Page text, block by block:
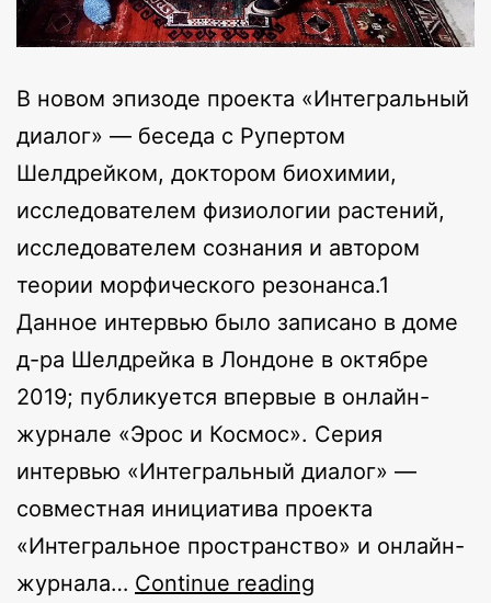
В новом эпизоде проекта «Интегральный
диалог» — беседа с Рупертом
Шелдрейком, доктором биохимии,
исследователем физиологии растений,
исследователем сознания и автором
теории морфического резонанса.1
Данное интервью было записано в доме
д-ра Шелдрейка в Лондоне в октябре
2019; публикуется впервые в онлайн-
журнале «Эрос и Космос». Серия
интервью «Интегральный диалог» —
совместная инициатива проекта
«Интегральное пространство» и онлайн-
журнала… Continue reading